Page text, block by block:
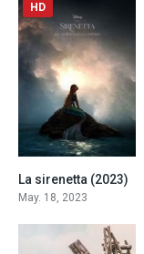
7
HD
La sirenetta (2023)
May. 18, 2023